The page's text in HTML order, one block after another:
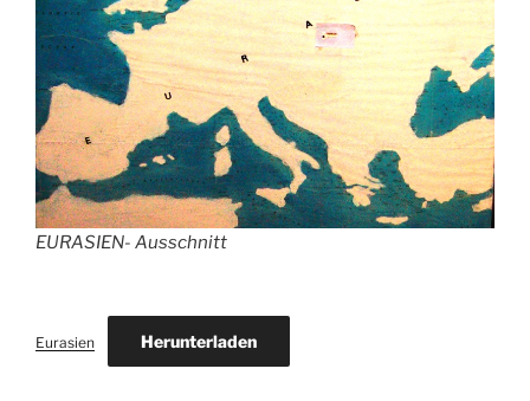
EURASIEN- Ausschnitt
Eurasien Herunterladen